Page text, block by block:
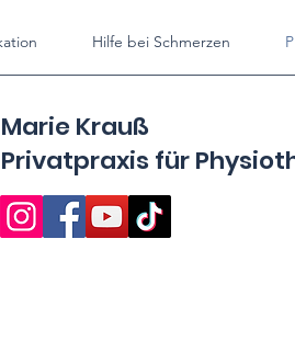
Hilfe bei Schmerzen
Marie Krauß
Privatpraxis für